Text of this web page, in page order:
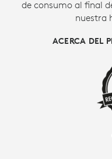
de consumo al final
nuestra
ACERCA DEL